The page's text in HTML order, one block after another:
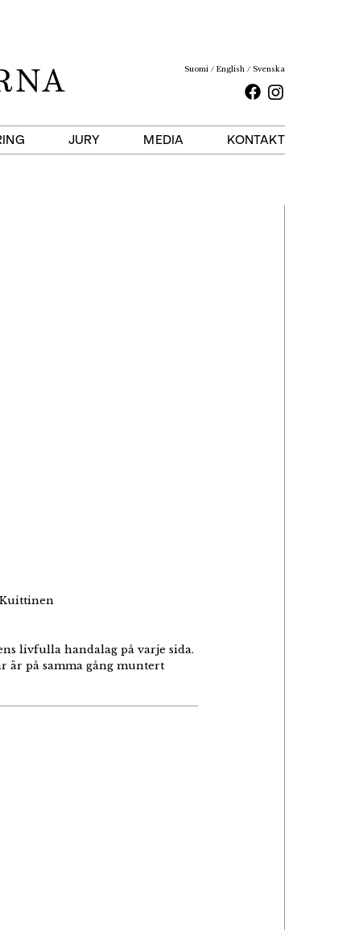
Suomi English Svenska
Facebook
JURY MEDIA KONTAKT
livfulla handalag på varje sida.
är på samma gång muntert